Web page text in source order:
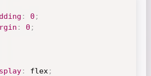
: 0 ;
: 0 ;
: flex;